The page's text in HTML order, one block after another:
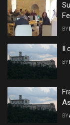
BY
Il
BY
BY